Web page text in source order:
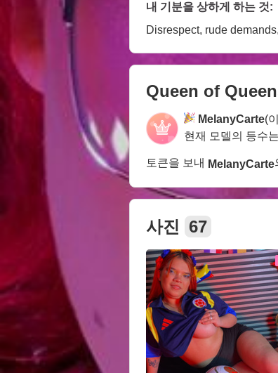
내 기분을 상하게 하는 것:
Disrespect, rude
Queen of
MelanyCarte(
현재 모델의 등수는
토큰을 보내 MelanyCarte
사진 67